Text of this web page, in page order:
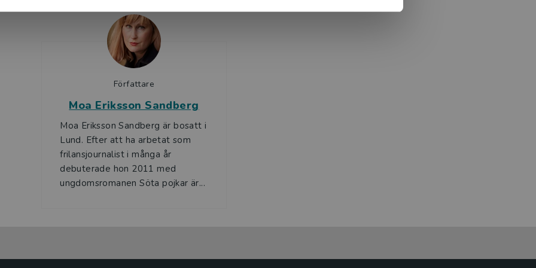
Författare
Moa Eriksson Sandberg
Moa Eriksson Sandberg är bosatt i
Lund. Efter att ha arbetat som
frilansjournalist i många år
debuterade hon 2011 med
ungdomsromanen Söta pojkar är...